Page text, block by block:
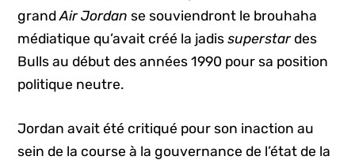
grandAir Jordan se souviendront le brouhaha
médiatique qu’avait créé la jadissuperstardes
Bulls au début des années 1990 pour sa position
politique neutre.
Jordan avait été critiqué pour son inaction au
sein de la course à la gouvernance de l’état de la